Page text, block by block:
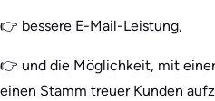
👉 bessere E-Mail-Leistung,
👉 und die Möglichkeit, mit
einen Stamm treuer Kunden